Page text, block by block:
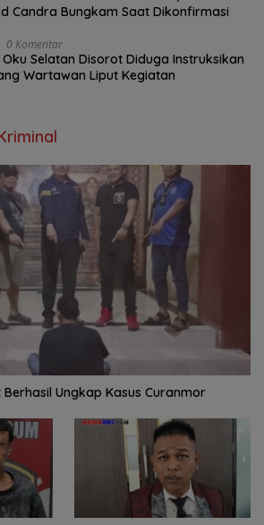
Candra Bungkam Saat Dikonfirmasi
0 Komentar
Oku Selatan Disorot Diduga Instruksikan
Wartawan Liput Kegiatan
Ungkap Kasus Curanmor